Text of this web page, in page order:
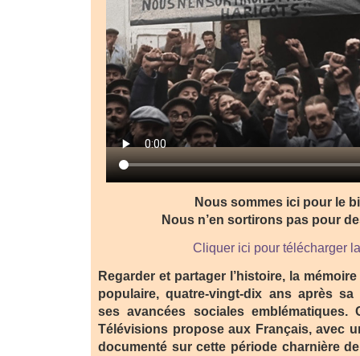
Nous sommes ici pour le
Nous n’en sortirons pas pour
Cliquer ici pour télécharger
Regarder et partager l’histoire, la
populaire, quatre-vingt-dix ans après
ses avancées sociales emblématiques.
Télévisions propose aux Français, avec
documenté sur cette période charnière